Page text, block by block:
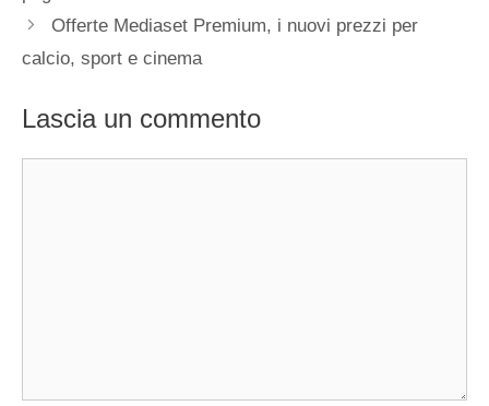
Offerte Mediaset Premium, i nuovi prezzi per
calcio, sport e cinema
Lascia un commento